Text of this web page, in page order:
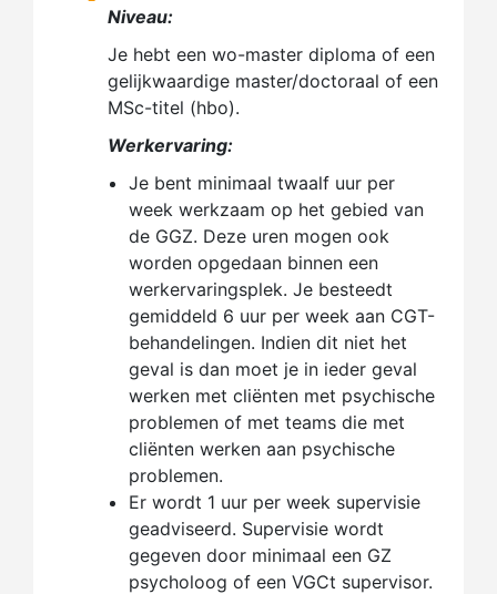
Niveau:
Je hebt een wo-master diploma of een
gelijkwaardige master/doctoraal of een
MSc-titel (hbo).
Werkervaring:
Je bent minimaal twaalf uur per
week werkzaam op het gebied van
de GGZ. Deze uren mogen ook
worden opgedaan binnen een
werkervaringsplek. Je besteedt
gemiddeld 6 uur per week aan CGT-
behandelingen. Indien dit niet het
geval is dan moet je in ieder geval
werken met cliënten met psychische
problemen of met teams die met
cliënten werken aan psychische
problemen.
Er wordt 1 uur per week supervisie
geadviseerd. Supervisie wordt
gegeven door minimaal een GZ
psycholoog of een VGCt supervisor.